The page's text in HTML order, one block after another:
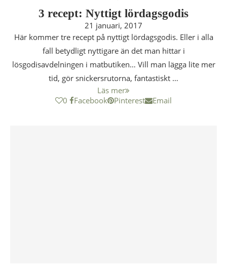
3 recept: Nyttigt lördagsgodis
21 januari, 2017
Här kommer tre recept på nyttigt lördagsgodis. Eller i alla
fall betydligt nyttigare än det man hittar i
lösgodisavdelningen i matbutiken… Vill man lägga lite mer
tid, gör snickersrutorna, fantastiskt …
Läs mer
0
Facebook Pinterest Email